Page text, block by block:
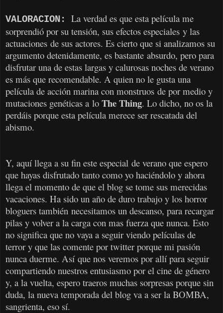
VALORACION: La verdad es que esta película me
sorprendió por su tensión, sus efectos especiales y las
actuaciones de sus actores. Es cierto que si analizamos su
argumento detenidamente, es bastante absurdo, pero para
disfrutar una de estas largas y calurosas noches de verano
es más que recomendable. A quien no le gusta una
película de acción marina con monstruos de por medio y
mutaciones genéticas a lo The Thing. Lo dicho, no os la
perdáis porque esta película merece ser rescatada del
abismo.
Y, aquí llega a su fin este especial de verano que espero
que hayas disfrutado tanto como yo haciéndolo y ahora
llega el momento de que el blog se tome sus merecidas
vacaciones. Ha sido un año de duro trabajo y los horror
bloguers también necesitamos un descanso, para recargar
pilas y volver a la carga con mas fuerza que nunca. Esto
no significa que no vaya a seguir viendo películas de
terror y que las comente por twitter porque mi pasión
nunca duerme. Así que nos veremos por allí para seguir
compartiendo nuestros entusiasmo por el cine de género
y, a la vuelta, espero traeros muchas sorpresas porque sin
duda, la nueva temporada del blog va a ser la BOMBA,
sangrienta, eso sí.